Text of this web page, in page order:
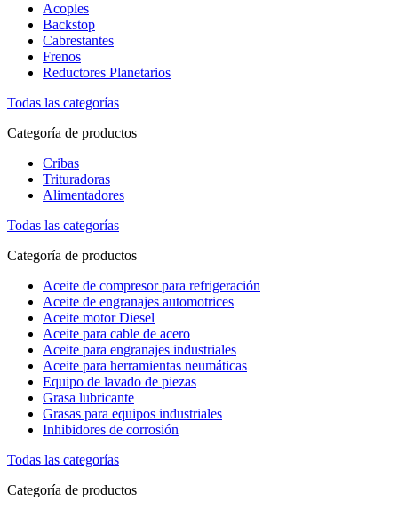
Acoples
Backstop
Cabrestantes
Frenos
Reductores Planetarios
Todas las categorías
Categoría de productos
Cribas
Trituradoras
Alimentadores
Todas las categorías
Categoría de productos
Aceite de compresor para refrigeración
Aceite de engranajes automotrices
Aceite motor Diesel
Aceite para cable de acero
Aceite para engranajes industriales
Aceite para herramientas neumáticas
Equipo de lavado de piezas
Grasa lubricante
Grasas para equipos industriales
Inhibidores de corrosión
Todas las categorías
Categoría de productos